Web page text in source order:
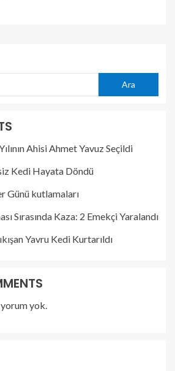
Ara
Ahisi Ahmet Yavuz Seçildi
Kedi Hayata Döndü
Günü kutlamaları
Sırasında Kaza: 2 Emekçi Yaralandı
Yavru Kedi Kurtarıldı
yok.